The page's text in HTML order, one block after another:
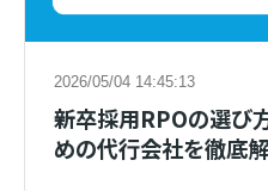
2026/05/04 14:45:13
新卒採用RPOの選び
めの代行会社を徹底